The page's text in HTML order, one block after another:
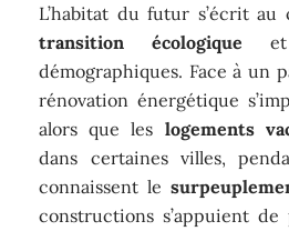
L’habitat du futur s’écrit au
transition écologique et
démographiques. Face à un
rénovation énergétique
alors que les logements
dans certaines villes,
connaissent le
constructions s’appuient